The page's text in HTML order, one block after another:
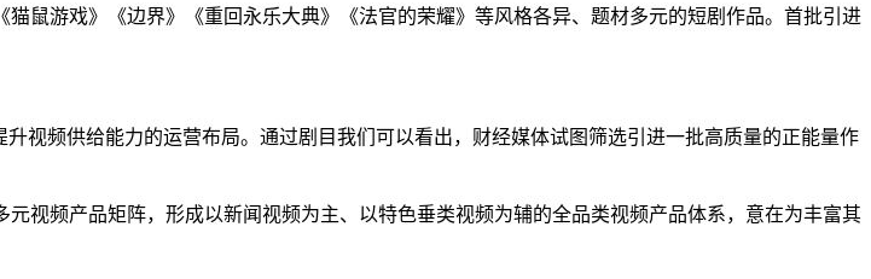
鼠游戏》《边界》《重回永乐大典》《法官的荣耀》等风格各异、题材多元的短剧作品。首批引进
视频供给能力的运营布局。 通过剧目我们可以看出，财经媒体试图筛选引进一批高质量的正能量作
视频产品矩阵，形成以新闻视频为主、以特色垂类视频为辅的全品类视频产品体系，意在为丰富其